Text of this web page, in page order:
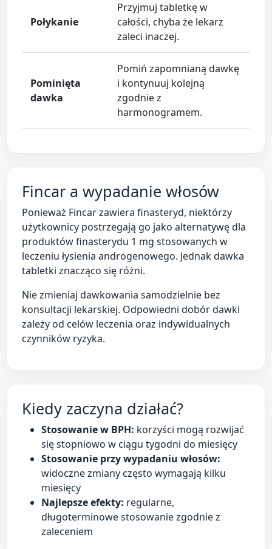
Połykanie
Przyjmuj tabletkę w
całości, chyba że lekarz
zaleci inaczej.
Pominięta
dawka
Pomiń zapomnianą dawkę
i kontynuuj kolejną
zgodnie z
harmonogramem.
Fincar a wypadanie włosów
Ponieważ Fincar zawiera finasteryd, niektórzy
użytkownicy postrzegają go jako alternatywę dla
produktów finasterydu 1 mg stosowanych w
leczeniu łysienia androgenowego. Jednak dawka
tabletki znacząco się różni.
Nie zmieniaj dawkowania samodzielnie bez
konsultacji lekarskiej. Odpowiedni dobór dawki
zależy od celów leczenia oraz indywidualnych
czynników ryzyka.
Kiedy zaczyna działać?
Stosowanie w BPH: korzyści mogą rozwijać
się stopniowo w ciągu tygodni do miesięcy
Stosowanie przy wypadaniu włosów:
widoczne zmiany często wymagają kilku
miesięcy
Najlepsze efekty: regularne,
długoterminowe stosowanie zgodnie z
zaleceniem